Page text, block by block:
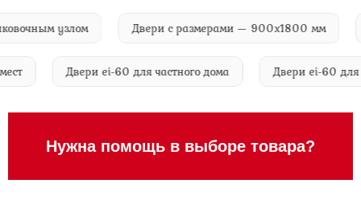
узлом Двери с размерами — 900х1800 мм
мест Двери ei-60 для частного дома Двери ei-60
Нужна помощь в выборе товара?